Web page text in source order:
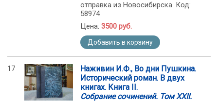
отправка из Новосибирска. Код:
58974
Цена: 3500 руб.
Добавить в корзину
17
Наживин И.Ф., Во дни Пушкина.
Исторический роман. В двух
книгах. Книга II.
Собрание сочинений. Том XXII.